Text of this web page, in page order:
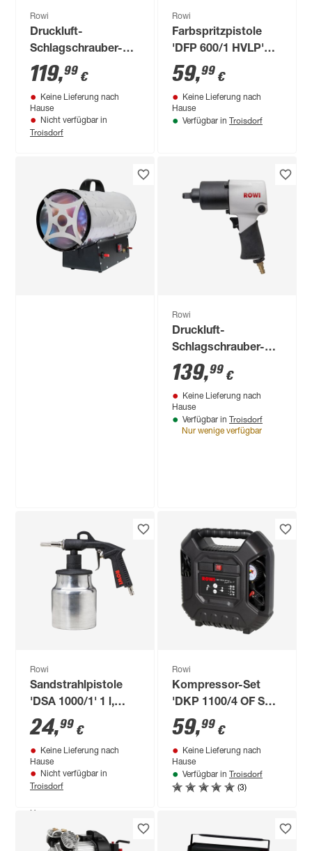
Rowi
Druckluft-
Schlagschrauber-
Set 'DSS 16/1 Set
Pro' 16-teilig
119,99 €
Keine Lieferung nach
Hause
Nicht verfügbar in
Troisdorf
Rowi
Farbspritzpistole
'DFP 600/1 HVLP'
600 ml, 160-280
l/min
59,99 €
Keine Lieferung nach
Hause
Verfügbar in Troisdorf
Gas-Heizgebläse
'HGH 30000/5 Inox'
schwarz 30 kW
159,99 €
Produktdatenblatt
Nicht verfügbar in
Troisdorf
Rowi
Druckluft-
Schlagschrauber-
Set 'DSS 16/3 Set
Pro' 16-teilig
139,99 €
Keine Lieferung nach
Hause
Verfügbar in Troisdorf
Nur wenige verfügbar
Rowi
Sandstrahlpistole
'DSA 1000/1' 1 l,
130-250 l/min
24,99 €
Keine Lieferung nach
Hause
Nicht verfügbar in
Troisdorf
Rowi
Kompressor-Set
'DKP 1100/4 OF Set
Compact Air III' 8
bar 12-teilig
59,99 €
Keine Lieferung nach
Hause
Verfügbar in Troisdorf
(3)